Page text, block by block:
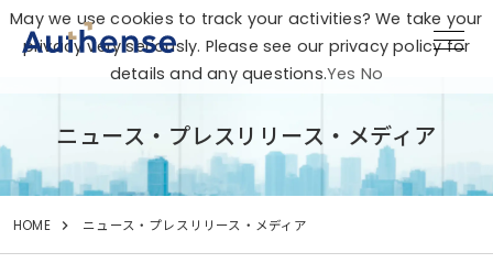
ニュース・プレスリリース・メディア
HOME ニュース・プレスリリース・メディア
May we use cookies to track your activities? We take your
privacy very seriously. Please see our privacy policy for
details and any questions.Yes No